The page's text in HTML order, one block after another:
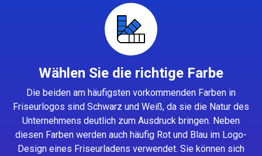
Wählen Sie die richtige Farbe
Die beiden am häufigsten vorkommenden Farben in
Friseurlogos sind Schwarz und Weiß, da sie die Natur des
Unternehmens deutlich zum Ausdruck bringen. Neben
diesen Farben werden auch häufig Rot und Blau im Logo-
Design eines Friseurladens verwendet. Sie können sich